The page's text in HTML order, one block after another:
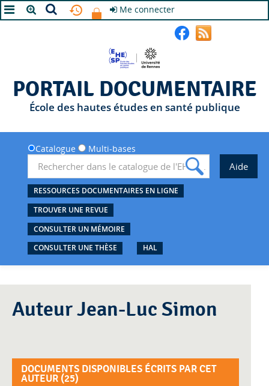
Me connecter
PORTAIL DOCUMENTAIRE
École des hautes études en santé publique
Catalogue Multi-bases
RESSOURCES DOCUMENTAIRES EN LIGNE
TROUVER UNE REVUE
CONSULTER UN MÉMOIRE
CONSULTER UNE THÈSE
HAL
Auteur Jean-Luc Simon
DOCUMENTS DISPONIBLES ÉCRITS PAR CET
AUTEUR (25)